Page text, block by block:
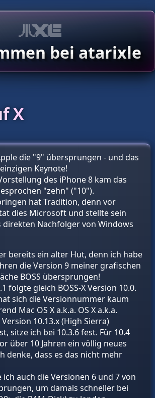
bei atarixle
X
die "9" übersprungen - und das
Keynote!
des iPhone 8 kam das
"zehn" ("10").
hat Tradition, denn vor
dies Microsoft und stellte sein
direkten Nachfolger von Windows
bereits ein alter Hut, denn ich habe
die Version 9 meiner grafischen
BOSS übersprungen!
folgte gleich BOSS-X Version 10.0.
sich die Versionnummer kaum
Mac OS X a.k.a. OS X a.k.a.
10.13.x (High Sierra)
sitze ich bei 10.3.6 fest. Für 10.4
über 10 Jahren ein völlig neues
denke, dass es das nicht mehr
auch die Versionen 6 und 7 von
um damals schneller bei